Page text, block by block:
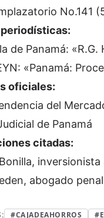
No.141
de Panamá:
«Panamá:
oficiales:
del
de Panamá
citadas:
abogado
#CAJADEAHORROS